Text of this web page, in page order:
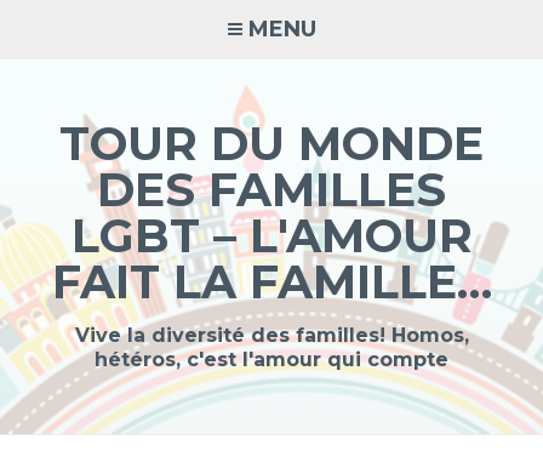
MENU
TOUR DU MONDE
DES FAMILLES
LGBT – L'AMOUR
FAIT LA FAMILLE…
Vive la diversité des familles! Homos,
hétéros, c'est l'amour qui compte